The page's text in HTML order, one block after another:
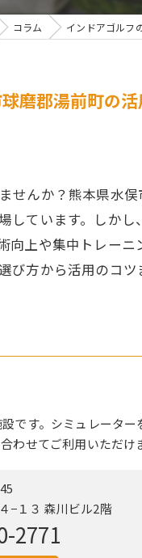
コラム インドアゴルフ
磨郡湯前町の
んか？熊本県水
ています。しか
上や集中トレーニ
方から活用のコ
です。シミュレータ
わせてご利用いただけ
−１３ 森川ビル2階
2771